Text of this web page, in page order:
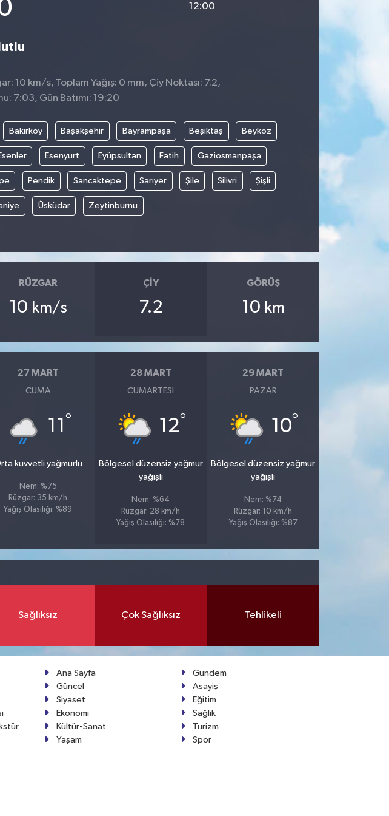
12:00
10 km/s, Toplam Yağış: 0 mm, Çiy Noktası: 7.2,
7:03, Gün Batımı: 19:20
Bakırköy Başakşehir Bayrampaşa Beşiktaş Beykoz
Esenyurt Eyüpsultan Fatih Gaziosmanpaşa
Pendik Sancaktepe Sarıyer Şile Silivri Şişli
Üsküdar Zeytinburnu
RÜZGAR
10 km/s
ÇIY
7.2
GÖRÜŞ
10 km
27 MART
CUMA
11 °
kuvvetli yağmurlu
Nem: %75
Rüzgar: 35 km/h
Yağış Olasılığı: %89
28 MART
CUMARTESI
12°
Bölgesel düzensiz yağmur
yağışlı
Nem: %64
Rüzgar: 28 km/h
Yağış Olasılığı: %78
29 MART
PAZAR
10°
Bölgesel düzensiz yağmur
yağışlı
Nem: %74
Rüzgar: 10 km/h
Yağış Olasılığı: %87
Sağlıksız Çok Sağlıksız Tehlikeli
Ana Sayfa
Gündem
Güncel
Asayiş
Siyaset
Eğitim
Ekonomi
Sağlık
Kültür-Sanat
Turizm
Yaşam
Spor